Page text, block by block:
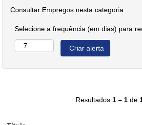
Consultar Empregos nesta categoria
Selecione a frequência (em dias) para
Resultados 1 – 1de